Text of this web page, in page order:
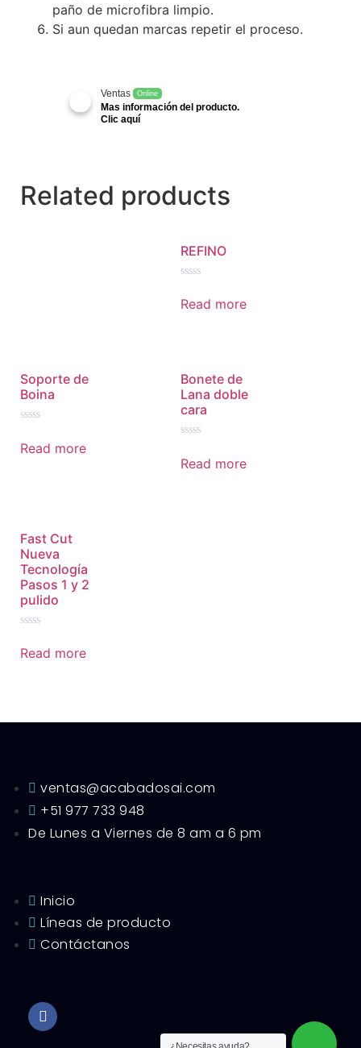
paño de microfibra limpio.
Si aun quedan marcas repetir el proceso.
Ventas Online
Mas información del producto.
Clic aquí
Related products
REFINO
0
out
Read more
Soporte de
Boina
0
out
Read more
Bonete de
Lana doble
cara
0
out
Read more
Fast Cut
Nueva
Tecnología
Pasos 1 y 2
pulido
0
out
Read more
ventas@acabadosai.com
+51 977 733 948
De Lunes a Viernes de 8 am a 6 pm
Inicio
Líneas de producto
Contáctanos